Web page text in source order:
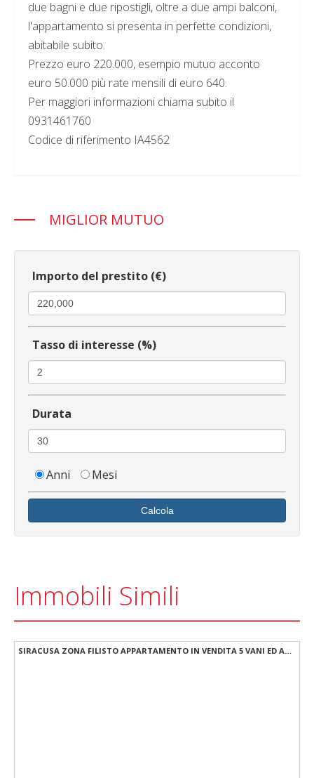
due bagni e due ripostigli, oltre a due ampi balconi,
l'appartamento si presenta in perfette condizioni,
abitabile subito.
Prezzo euro 220.000, esempio mutuo acconto
euro 50.000 più rate mensili di euro 640.
Per maggiori informazioni chiama subito il
0931461760
Codice di riferimento IA4562
MIGLIOR MUTUO
Importo del prestito (€)
Tasso di interesse (%)
Durata
Anni Mesi
Calcola
Immobili Simili
SIRACUSA ZONA FILISTO APPARTAMENTO IN VENDITA 5 VANI ED ACCESSORI PRONTO DA ABITARE